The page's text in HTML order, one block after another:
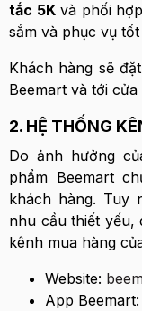
tắc 5K và phối
sắm và phục vụ
Khách hàng sẽ
Beemart và tới
2. HỆ THỐNG
Do ảnh hưởng
phẩm Beemart
khách hàng. Tuy
nhu cầu thiết yếu,
kênh mua hàng
Website:
App Beemart: